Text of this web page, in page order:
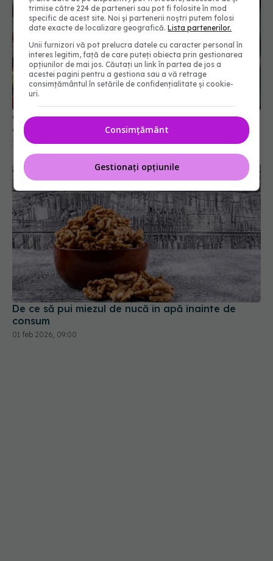
Cum se spală corect căpșunile. Trucurile
experților în siguranță alimentară
17 mai 2026, 17:00
De ce să pui miezul de nucă în apă înainte de
consum
01 feb 2026, 09:00
trimise către 224 de parteneri sau pot fi folosite în mod
specific de acest site. Noi și partenerii noștri putem folosi
date exacte de localizare geografică.Lista partenerilor.
Unii furnizori vă pot prelucra datele cu caracter personal în
interes legitim, față de care puteți obiecta prin gestionarea
opțiunilor de mai jos. Căutați un link în partea de jos a
acestei pagini pentru a gestiona sau a vă retrage
consimțământul în setările de confidențialitate și cookie-
uri.
Consimțământ
Gestionați opțiunile